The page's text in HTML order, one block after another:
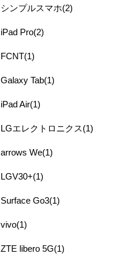
シンプルスマホ(2)
iPad Pro(2)
FCNT(1)
Galaxy Tab(1)
iPad Air(1)
LGエレクトロニクス(1)
arrows We(1)
LGV30+(1)
Surface Go3(1)
vivo(1)
ZTE libero 5G(1)